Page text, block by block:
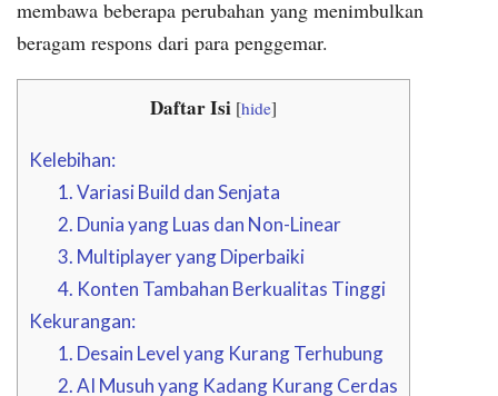
membawa beberapa perubahan yang menimbulkan
beragam respons dari para penggemar.
Daftar Isi [hide]
Kelebihan:
1. Variasi Build dan Senjata
2. Dunia yang Luas dan Non-Linear
3. Multiplayer yang Diperbaiki
4. Konten Tambahan Berkualitas Tinggi
Kekurangan:
1. Desain Level yang Kurang Terhubung
2. AI Musuh yang Kadang Kurang Cerdas